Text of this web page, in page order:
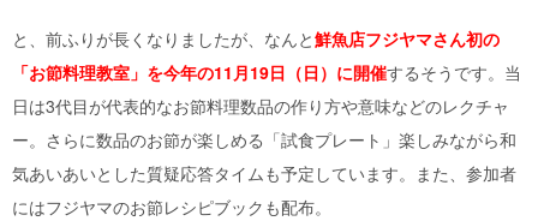
と、前ふりが長くなりましたが、なんと鮮魚店フジヤマさん初の
「お節料理教室」を今年の11月19日（日）に開催するそうです。当
日は3代目が代表的なお節料理数品の作り方や意味などのレクチャ
ー。さらに数品のお節が楽しめる「試食プレート」楽しみながら和
気あいあいとした質疑応答タイムも予定しています。また、参加者
にはフジヤマのお節レシピブックも配布。